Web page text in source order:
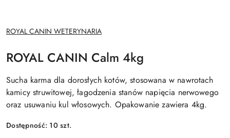
NAZWA
PRODUCENTA:
ROYAL CANIN WETERYNARIA
ROYAL CANIN Calm 4kg
Sucha karma dla dorosłych kotów, stosowana w nawrotach
kamicy struwitowej, łagodzenia stanów napięcia nerwowego
oraz usuwaniu kul włosowych. Opakowanie zawiera 4kg.
Dostępność: 10szt.